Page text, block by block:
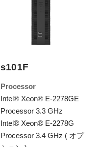
s101F
Processor
Intel® Xeon® E-2278GE
Processor 3.3 GHz
Intel® Xeon® E-2278G
Processor 3.4 GHz ( オプ